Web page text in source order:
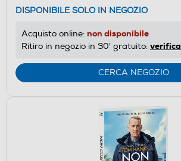
DISPONIBILE SOLO IN NEGOZIO
Acquisto online: non disponibile
Ritiro in negozio in 30' gratuito: verifica
CERCA NEGOZIO